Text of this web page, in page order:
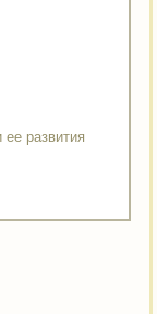
ее развития